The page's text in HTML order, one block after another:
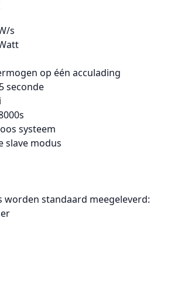
s
op één acculading
seconde
systeem
slave modus
worden standaard meegeleverd: